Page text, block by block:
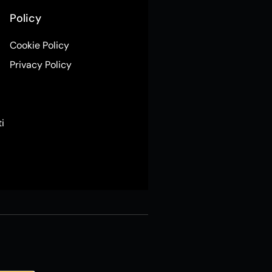
Policy
Cookie Policy
Privacy Policy